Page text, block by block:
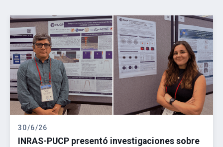
30/6/26
INRAS-PUCP presentó investigaciones sobre